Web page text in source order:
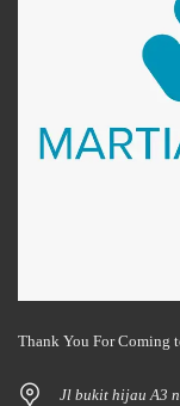
Thank You For Coming
Jl bukit hijau A3